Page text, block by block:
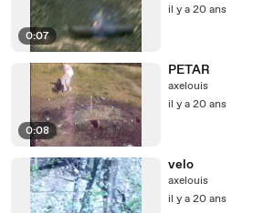
0:07
il y a 20 ans
0:08
PETAR
axelouis
il y a 20 ans
velo
axelouis
il y a 20 ans